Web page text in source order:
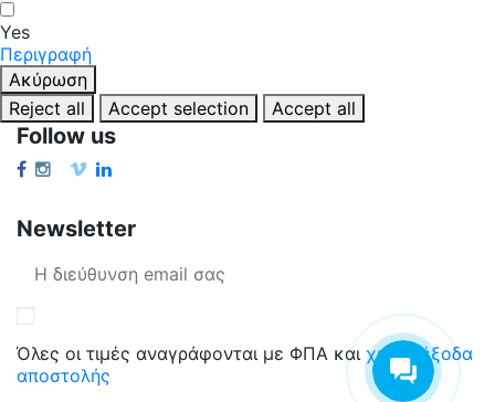
Yes
Περιγραφή
Ακύρωση
Reject all
Accept selection Accept all
Follow us
Newsletter
Όλες οι τιμές αναγράφονται με ΦΠΑ και χωρίς έξοδα
αποστολής